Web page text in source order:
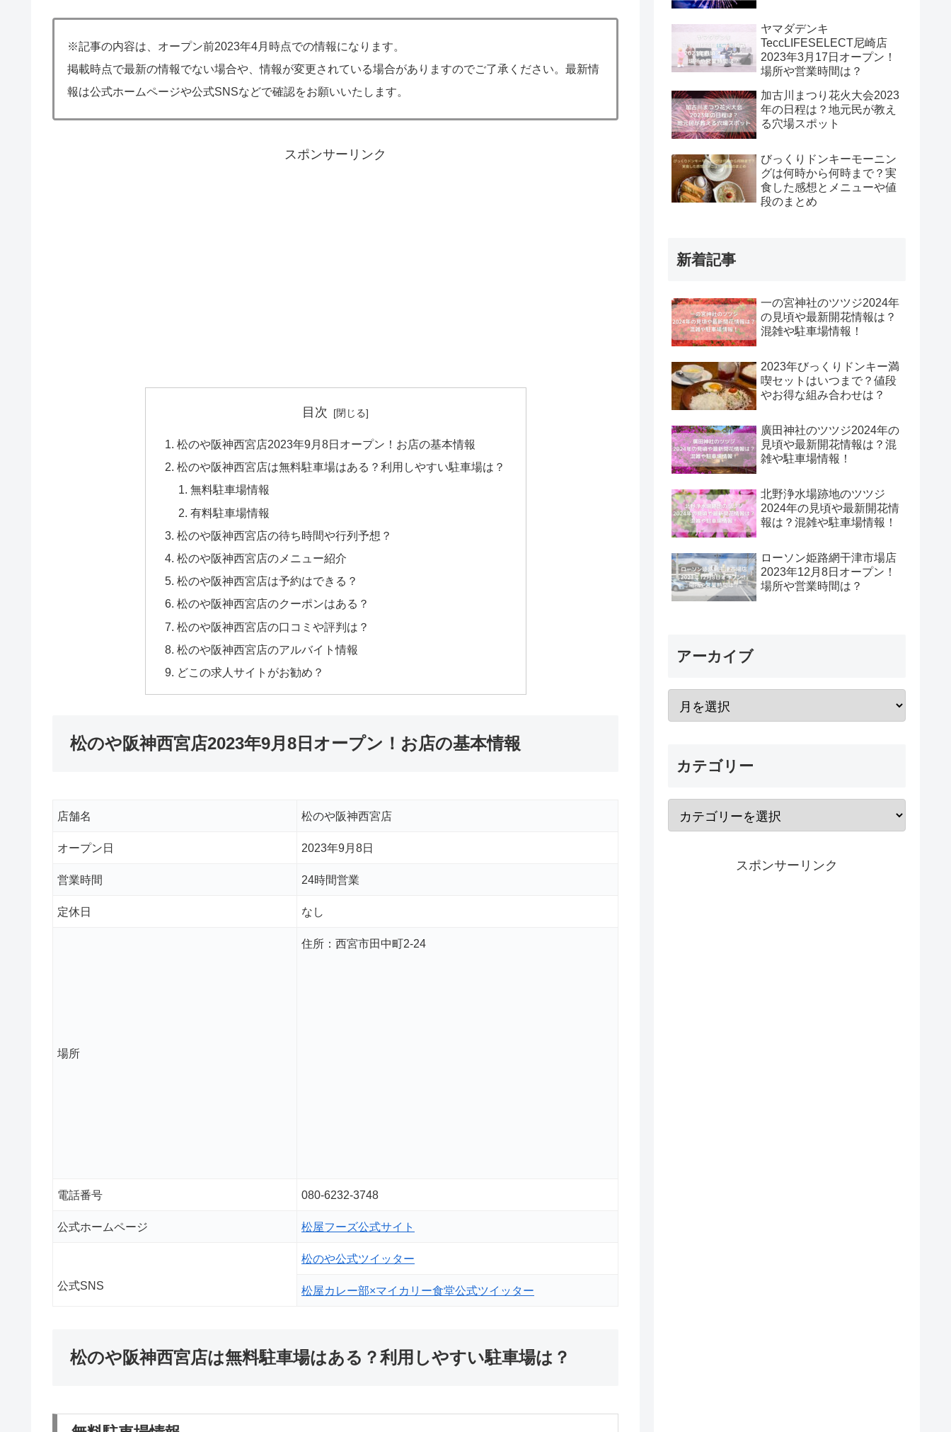
※記事の内容は、オープン前2023年4月時点での情報になります。
掲載時点で最新の情報でない場合や、情報が変更されている場合がありますのでご了承ください。最新情
報は公式ホームページや公式SNSなどで確認をお願いいたします。
スポンサーリンク
目次
松のや阪神西宮店2023年9月8日オープン！お店の基本情報
松のや阪神西宮店は無料駐車場はある？利用しやすい駐車場は？
無料駐車場情報
有料駐車場情報
松のや阪神西宮店の待ち時間や行列予想？
松のや阪神西宮店のメニュー紹介
松のや阪神西宮店は予約はできる？
松のや阪神西宮店のクーポンはある？
松のや阪神西宮店の口コミや評判は？
松のや阪神西宮店のアルバイト情報
どこの求人サイトがお勧め？
松のや阪神西宮店2023年9月8日オープン！お店の基本情報
店舗名 松のや阪神西宮店
オープン日 2023年9月8日
営業時間 24時間営業
定休日 なし
場所
住所：西宮市田中町2-24
電話番号 080-6232-3748
公式ホームページ 松屋フーズ公式サイト
公式SNS
松のや公式ツイッター
松屋カレー部×マイカリー食堂公式ツイッター
松のや阪神西宮店は無料駐車場はある？利用しやすい駐車場は？
ヤマダデンキ
TeccLIFESELECT尼崎店
2023年3月17日オープン！
場所や営業時間は？
加古川まつり花火大会2023
年の日程は？地元民が教え
る穴場スポット
びっくりドンキーモーニン
グは何時から何時まで？実
食した感想とメニューや値
段のまとめ
新着記事
一の宮神社のツツジ2024年
の見頃や最新開花情報は？
混雑や駐車場情報！
2023年びっくりドンキー満
喫セットはいつまで？値段
やお得な組み合わせは？
廣田神社のツツジ2024年の
見頃や最新開花情報は？混
雑や駐車場情報！
北野浄水場跡地のツツジ
2024年の見頃や最新開花情
報は？混雑や駐車場情報！
ローソン姫路網干津市場店
2023年12月8日オープン！
場所や営業時間は？
アーカイブ
カテゴリー
スポンサーリンク